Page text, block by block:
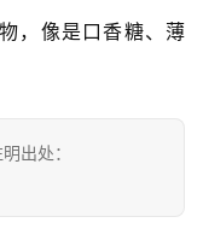
，像是口香糖、薄
出处：